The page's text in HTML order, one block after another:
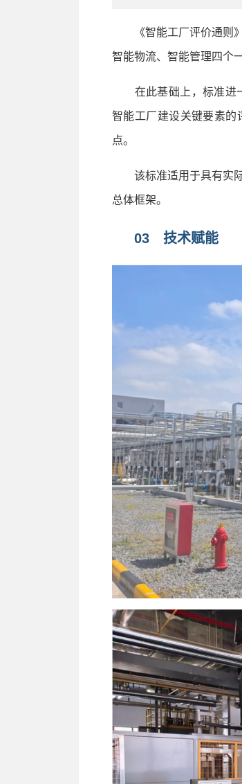
《智能工厂评价通则》
智能物流、智能管理四个
在此基础上，标准进一
智能工厂建设关键要素的
点。
该标准适用于具有实际
总体框架。
03 技术赋能